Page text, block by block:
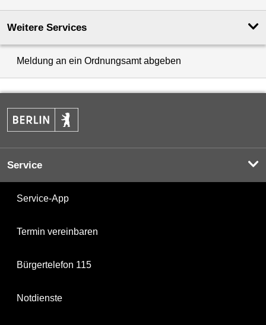
Weitere Services
Meldung an ein Ordnungsamt abgeben
Service
Service-App
Termin vereinbaren
Bürgertelefon 115
Notdienste